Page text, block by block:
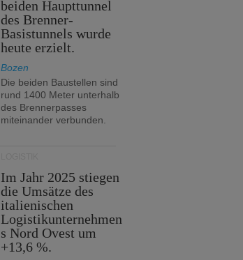
beiden Haupttunnel
des Brenner-
Basistunnels wurde
heute erzielt.
Bozen
Die beiden Baustellen sind
rund 1400 Meter unterhalb
des Brennerpasses
miteinander verbunden.
Im Jahr 2025 stiegen
die Umsätze des
italienischen
Logistikunternehmen
s Nord Ovest um
+13,6 %.